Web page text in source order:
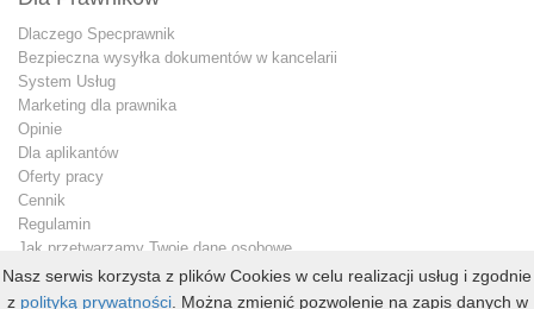
Dlaczego Specprawnik
Bezpieczna wysyłka dokumentów w kancelarii
System Usług
Marketing dla prawnika
Opinie
Dla aplikantów
Oferty pracy
Cennik
Regulamin
Jak przetwarzamy Twoje dane osobowe
Konto premium
Kontakt dla prawnika
Nasz serwis korzysta z plików Cookies w celu realizacji usług i zgodnie
z polityką prywatności. Można zmienić pozwolenie na zapis danych w